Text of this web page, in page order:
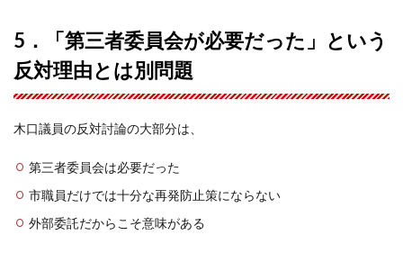
5．「第三者委員会が必要だった」という
反対理由とは別問題
木口議員の反対討論の大部分は、
第三者委員会は必要だった
市職員だけでは十分な再発防止策にならない
外部委託だからこそ意味がある